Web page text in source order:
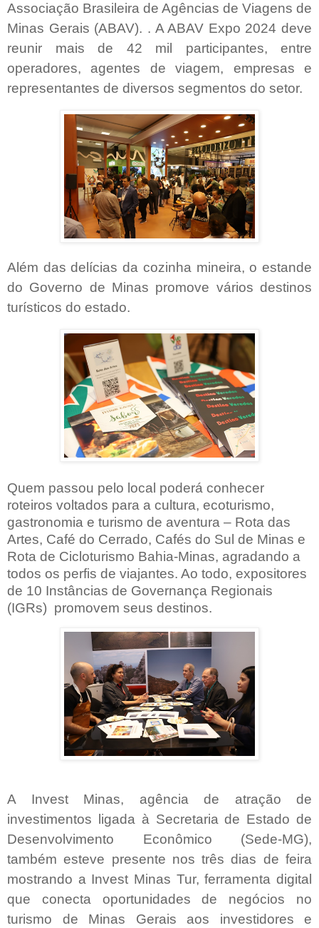
Associação Brasileira de Agências de Viagens de
Minas Gerais (ABAV). . A ABAV Expo 2024 deve
reunir mais de 42 mil participantes, entre
operadores, agentes de viagem, empresas e
representantes de diversos segmentos do setor.
Além das delícias da cozinha mineira, o estande
do Governo de Minas promove vários destinos
turísticos do estado.
Quem passou pelo local poderá conhecer
roteiros voltados para a cultura, ecoturismo,
gastronomia e turismo de aventura – Rota das
Artes, Café do Cerrado, Cafés do Sul de Minas e
Rota de Cicloturismo Bahia-Minas, agradando a
todos os perfis de viajantes. Ao todo, expositores
de 10 Instâncias de Governança Regionais
(IGRs) promovem seus destinos.
A Invest Minas, agência de atração de
investimentos ligada à Secretaria de Estado de
Desenvolvimento Econômico (Sede-MG),
também esteve presente nos três dias de feira
mostrando a Invest Minas Tur, ferramenta digital
que conecta oportunidades de negócios no
turismo de Minas Gerais aos investidores e